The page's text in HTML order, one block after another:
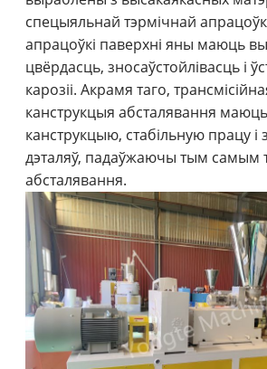
спецыяльнай тэрмічнай
апрацоўкі паверхні яны маюць
цвёрдасць, зносаўстойлівасць і
карозіі. Акрамя таго,
канструкцыя абсталявання
канструкцыю, стабільную працу і
дэталяў, падаўжаючы тым самым
абсталявання.